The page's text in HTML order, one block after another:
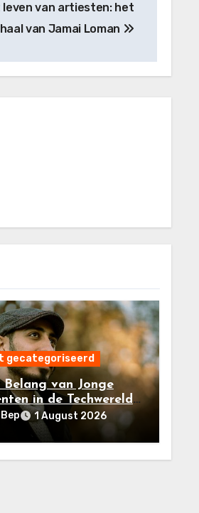
leven van artiesten: het
van Jamai Loman
gecategoriseerd
Belang van Jonge
in de Techwereld:
Kijk op Ismael Saibari
Bep 1 August 2026